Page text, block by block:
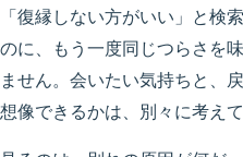
「復縁しない方がいい」と検
のに、もう一度同じつらさを
ません。会いたい気持ちと、
想像できるかは、別々に考えて